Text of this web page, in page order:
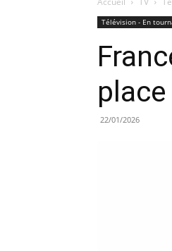
Télévision - En
22/01/2026